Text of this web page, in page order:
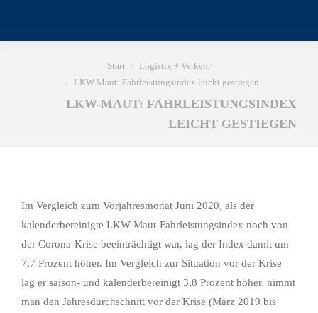
Sie befinden sich hier:
Start
Logistik + Verkehr
LKW-Maut: Fahrleistungsindex leicht gestiegen
LKW-MAUT: FAHRLEISTUNGSINDEX
LEICHT GESTIEGEN
Im Vergleich zum Vorjahresmonat Juni 2020, als der
kalenderbereinigte LKW-Maut-Fahrleistungsindex noch von
der Corona-Krise beeinträchtigt war, lag der Index damit um
7,7 Prozent höher. Im Vergleich zur Situation vor der Krise
lag er saison- und kalenderbereinigt 3,8 Prozent höher, nimmt
man den Jahresdurchschnitt vor der Krise (März 2019 bis